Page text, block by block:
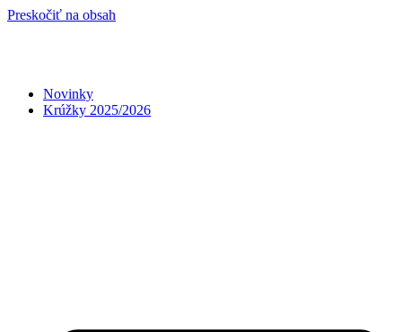
Preskočiť na obsah
Novinky
Krúžky 2025/2026